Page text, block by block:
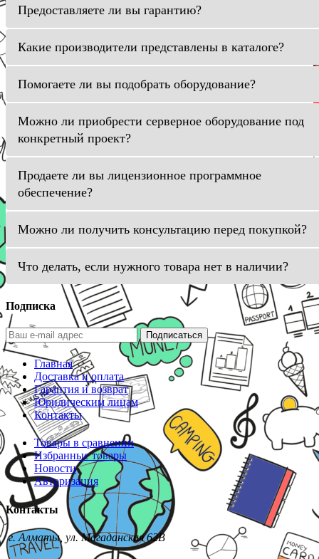
Предоставляете ли вы гарантию?
Какие производители представлены в каталоге?
Помогаете ли вы подобрать оборудование?
Можно ли приобрести серверное оборудование под
конкретный проект?
Продаете ли вы лицензионное программное
обеспечение?
Можно ли получить консультацию перед покупкой?
Что делать, если нужного товара нет в наличии?
Подписка
Подписаться
Главная
Доставка и оплата
Гарантия и возврат
Юридическим лицам
Контакты
Товары в сравнении
Избранные товары
Новости
Авторизация
Контакты
г. Алматы, ул. Магаданская 62В